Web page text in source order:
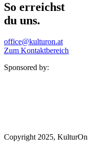
So erreichst
du uns.
office@kulturon.at
Zum Kontaktbereich
Sponsored by:
Copyright 2025, KulturOn